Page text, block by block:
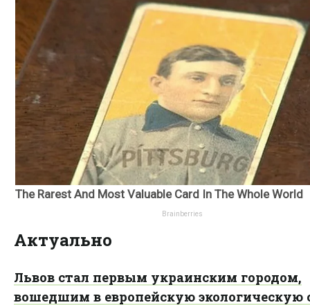
Актуально
Львов стал первым украинским городом,
вошедшим в европейскую экологическую